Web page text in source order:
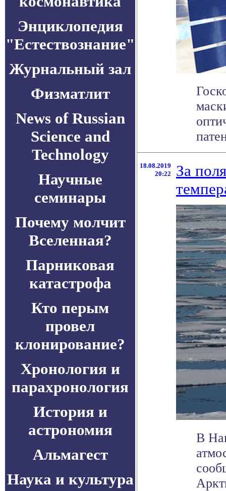
Энциклопедия
"Естествознание"
Журнальный зал
Физматлит
News of Russian
Science and
Technology
Научные
семинары
Почему молчит
Вселенная?
Парниковая
катастрофа
Кто перым
провел
клонирование?
Хронология и
парахронология
История и
астрономия
Альмагест
Наука и культура
18.08.2019
20:22
За
В